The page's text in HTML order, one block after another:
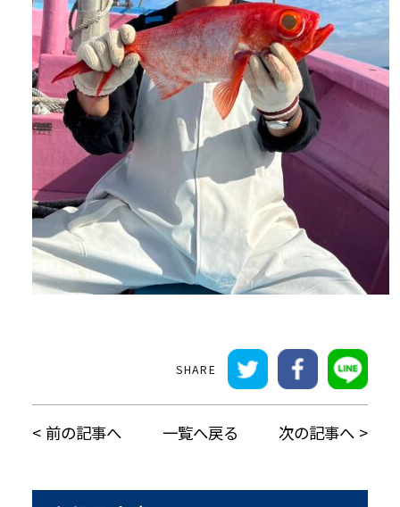
前の記事へ 一覧へ戻る 次の記事へ